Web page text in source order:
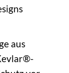
aus